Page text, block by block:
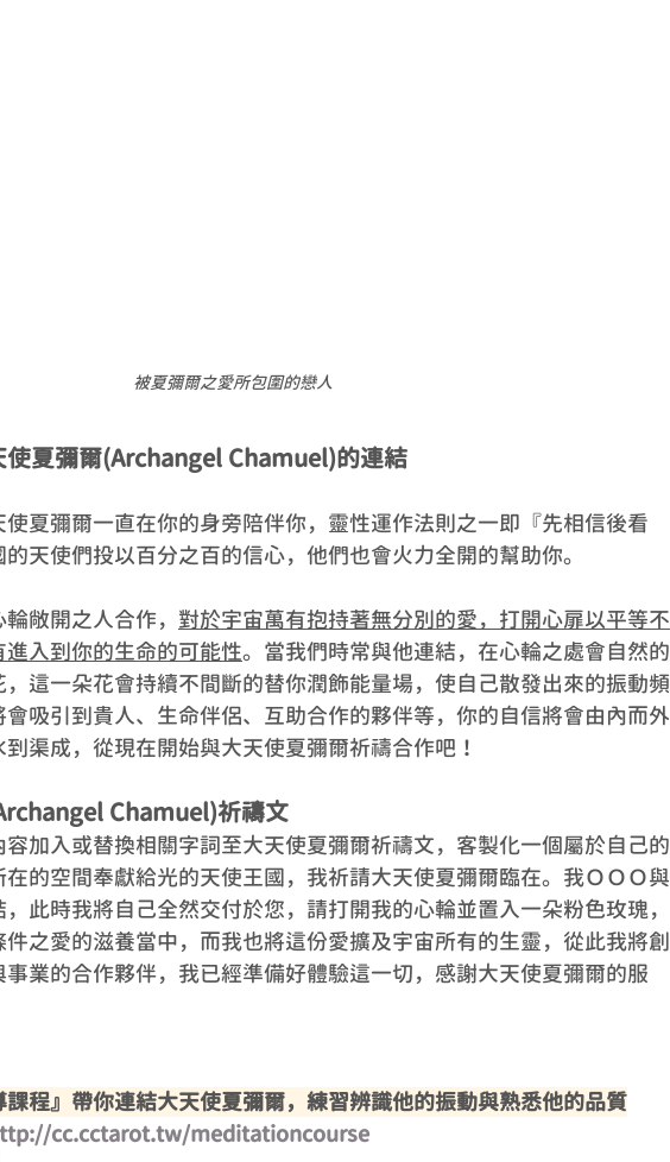
被夏彌爾之愛所包圍的戀人
使夏彌爾(Archangel Chamuel)的連結
夏彌爾一直在你的身旁陪伴你，靈性運作法則之一即『先相信後看
天使們投以百分之百的信心，他們也會火力全開的幫助你。
敞開之人合作， 對於宇宙萬有抱持著無分別的愛，打開心扉以平等不
入到你的生命的可能性。當我們時常與他連結，在心輪之處會自然的
這一朵花會持續不間斷的替你潤飾能量場，使自己散發出來的振動頻
吸引到貴人、生命伴侶、互助合作的夥伴等，你的自信將會由內而外
渠成，從現在開始與大天使夏彌爾祈禱合作吧！
Chamuel)祈禱文
加入或替換相關字詞至大天使夏彌爾祈禱文，客製化一個屬於自己的
的空間奉獻給光的天使王國，我祈請大天使夏彌爾臨在。我ＯＯＯ與
此時我將自己全然交付於您，請打開我的心輪並置入一朵粉色玫瑰，
之愛的滋養當中，而我也將這份愛擴及宇宙所有的生靈，從此我將創
業的合作夥伴，我已經準備好體驗這一切，感謝大天使夏彌爾的服
程』帶你連結大天使夏彌爾，練習辨識他的振動與熟悉他的品質
cc.cctarot.tw/meditationcourse